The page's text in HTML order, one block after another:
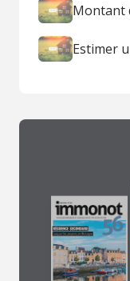
Montant
Estimer